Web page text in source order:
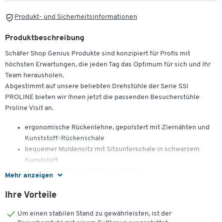
Produkt- und Sicherheitsinformationen
Mehr anzeigen
Produktbeschreibung
Schäfer Shop Genius Produkte sind konzipiert für Profis mit
höchsten Erwartungen, die jeden Tag das Optimum für sich und Ihr
Team herausholen.
Abgestimmt auf unsere beliebten Drehstühle der Serie SSI
PROLINE bieten wir Ihnen jetzt die passenden Besucherstühle
Proline Visit an.
ergonomische Rückenlehne, gepolstert mit Ziernähten und
Kunststoff-Rückenschale
bequemer Muldensitz mit Sitzunterschale in schwarzem
Kunststoff
inkl. Armlehnen aus Polyamid, schwarz
Belastung: max. 110 kg
Rückenlehnenhöhe: 430 mm
Ihre Vorteile
Um einen stabilen Stand zu gewährleisten, ist der
Zum Zoomen doppeltippen